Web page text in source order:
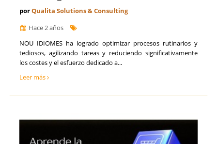
porQualita Solutions & Consulting
Hace 2 años
NOU IDIOMES ha logrado optimizar procesos rutinarios y
tediosos, agilizando tareas y reduciendo significativamente
los costes y el esfuerzo dedicado a...
Leer más